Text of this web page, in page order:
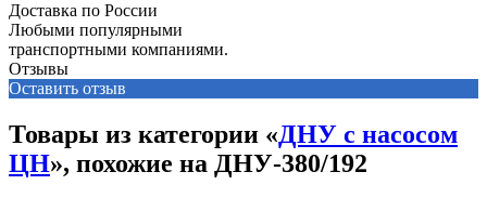
Доставка по России
Любыми популярными
транспортными компаниями.
Отзывы
Оставить отзыв
Товары из категории «ДНУ с насосом
ЦН», похожие на ДНУ-380/192